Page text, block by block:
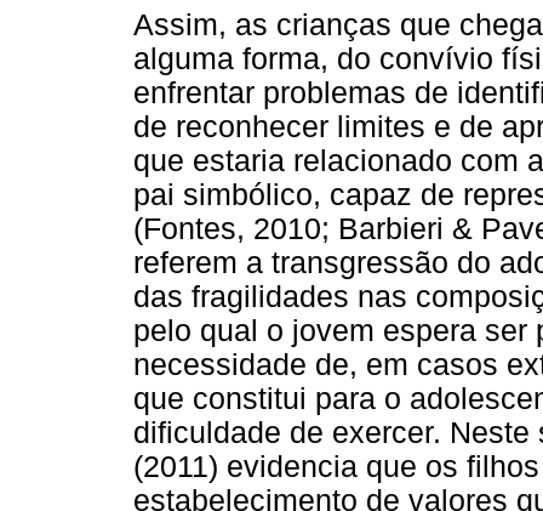
Assim, as crianças que
alguma forma, do convívio
enfrentar problemas de
de reconhecer limites e de
que estaria relacionado com
pai simbólico, capaz de
(Fontes, 2010; Barbieri &
referem a transgressão do
das fragilidades nas
pelo qual o jovem espera
necessidade de, em casos
que constitui para o
dificuldade de exercer.
(2011) evidencia que os
estabelecimento de valores